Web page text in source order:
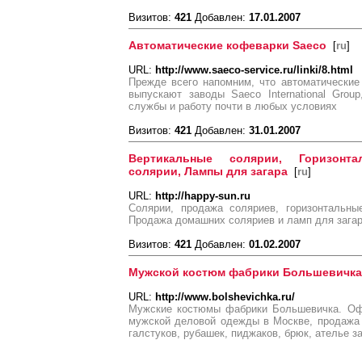
Визитов: 421 Добавлен: 17.01.2007
Автоматические кофеварки Saeco [ru]
URL: http://www.saeco-service.ru/linki/8.html
Прежде всего напомним, что
выпускают заводы Saeco International
службы и работу почти в любых условиях
Визитов: 421 Добавлен: 31.01.2007
Вертикальные солярии,
солярии, Лампы для загара [ru]
URL: http://happy-sun.ru
Солярии, продажа соляриев,
Продажа домашних соляриев и ламп для
Визитов: 421 Добавлен: 01.02.2007
Мужской костюм фабрики Большевичка
URL: http://www.bolshevichka.ru/
Мужские костюмы фабрики Большевичка.
мужской деловой одежды в Москве, продажа
галстуков, рубашек, пиджаков, брюк, ателье